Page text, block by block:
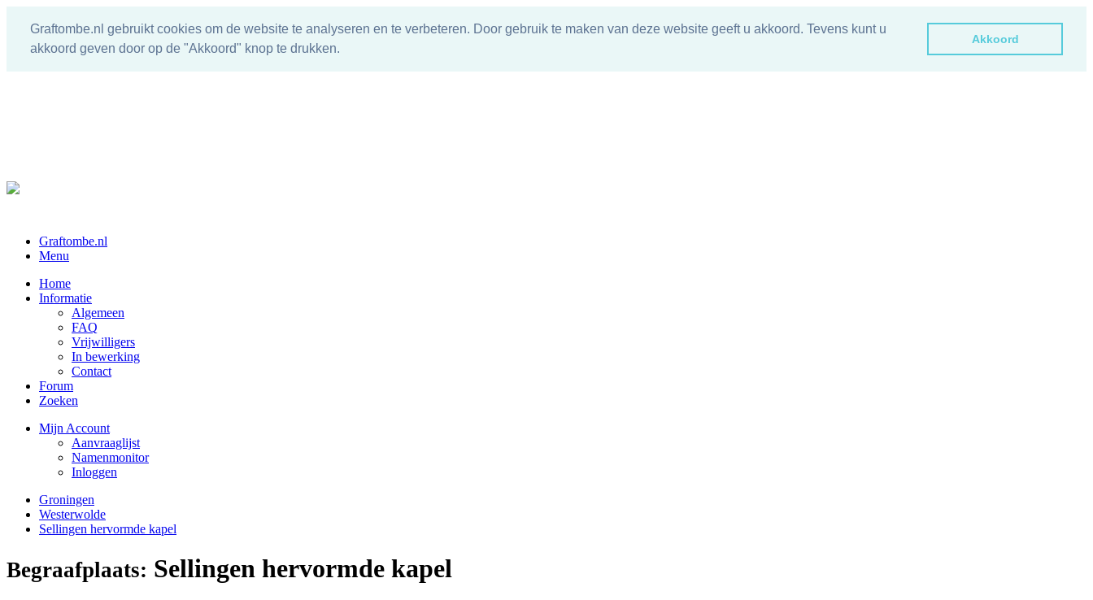
Graftombe.nl gebruikt cookies om de website te analyseren en te verbeteren. Door gebruik te maken van deze website geeft u akkoord. Tevens kunt u
akkoord geven door op de "Akkoord" knop te drukken.
Akkoord
Graftombe.nl
Menu
Home
Informatie
Algemeen
FAQ
Vrijwilligers
In bewerking
Contact
Forum
Zoeken
Mijn Account
Aanvraaglijst
Namenmonitor
Inloggen
Groningen
Westerwolde
Sellingen hervormde kapel
Begraafplaats: Sellingen hervormde kapel